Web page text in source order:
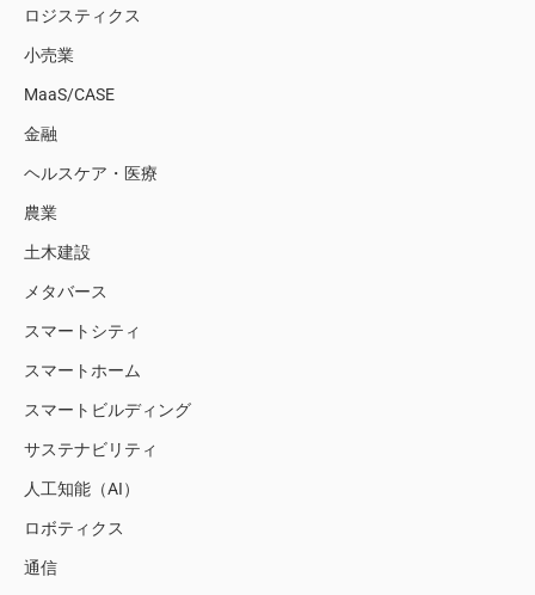
ロジスティクス
小売業
MaaS/CASE
金融
ヘルスケア・医療
農業
土木建設
メタバース
スマートシティ
スマートホーム
スマートビルディング
サステナビリティ
人工知能（AI）
ロボティクス
通信